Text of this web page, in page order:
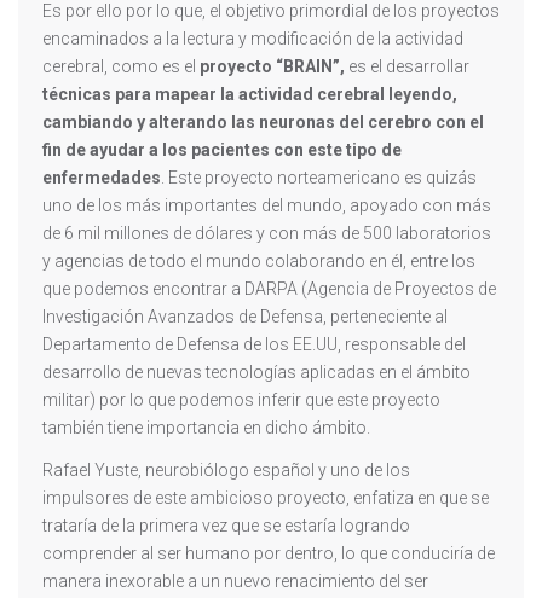
Es por ello por lo que, el objetivo primordial de los proyectos
encaminados a la lectura y modificación de la actividad
cerebral, como es el proyecto “BRAIN”, es el desarrollar
técnicas para mapear la actividad cerebral leyendo,
cambiando y alterando las neuronas del cerebro con el
fin de ayudar a los pacientes con este tipo de
enfermedades. Este proyecto norteamericano es quizás
uno de los más importantes del mundo, apoyado con más
de 6 mil millones de dólares y con más de 500 laboratorios
y agencias de todo el mundo colaborando en él, entre los
que podemos encontrar a DARPA (Agencia de Proyectos de
Investigación Avanzados de Defensa, perteneciente al
Departamento de Defensa de los EE.UU, responsable del
desarrollo de nuevas tecnologías aplicadas en el ámbito
militar) por lo que podemos inferir que este proyecto
también tiene importancia en dicho ámbito.
Rafael Yuste, neurobiólogo español y uno de los
impulsores de este ambicioso proyecto, enfatiza en que se
trataría de la primera vez que se estaría logrando
comprender al ser humano por dentro, lo que conduciría de
manera inexorable a un nuevo renacimiento del ser